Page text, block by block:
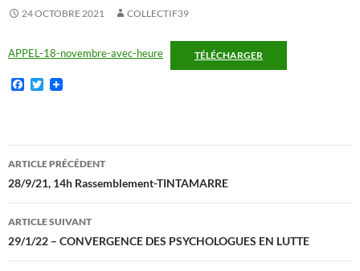
24 OCTOBRE 2021 COLLECTIF39
APPEL-18-novembre-avec-heure TÉLÉCHARGER
F
o
o
T
e
r
Navigation
des
articles
ARTICLE PRÉCÉDENT
28/9/21, 14h Rassemblement-TINTAMARRE
ARTICLE SUIVANT
29/1/22 – CONVERGENCE DES PSYCHOLOGUES EN LUTTE